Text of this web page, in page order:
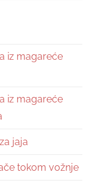
iz magareće
iz magareće
jaja
tokom vožnje